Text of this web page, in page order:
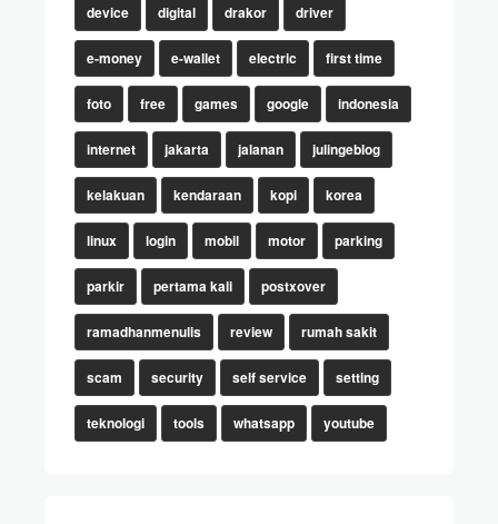
device digital drakor driver
e-money e-wallet electric first time
foto free games google indonesia
internet jakarta jalanan julingeblog
kelakuan kendaraan kopi korea
linux login mobil motor parking
parkir pertama kali postxover
ramadhanmenulis review rumah sakit
scam security self service setting
teknologi tools whatsapp youtube